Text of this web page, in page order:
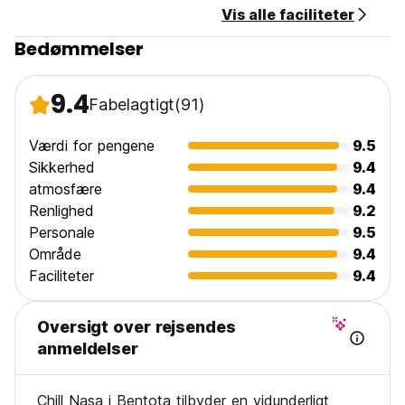
Vis alle faciliteter
Bedømmelser
9.4Fabelagtigt(91)
Værdi for pengene
9.5
Sikkerhed
9.4
atmosfære
9.4
Renlighed
9.2
Personale
9.5
Område
9.4
Faciliteter
9.4
Oversigt over rejsendes
anmeldelser
Chill Nasa i Bentota tilbyder en vidunderligt